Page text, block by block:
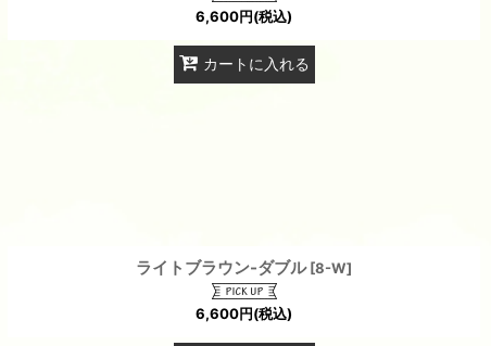
6,600円(税込)
カートに入れる
ライトブラウン-ダブル [8-W]
6,600円(税込)